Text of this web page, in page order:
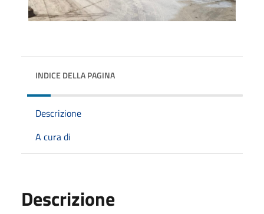
INDICE DELLA PAGINA
Descrizione
A cura di
Descrizione